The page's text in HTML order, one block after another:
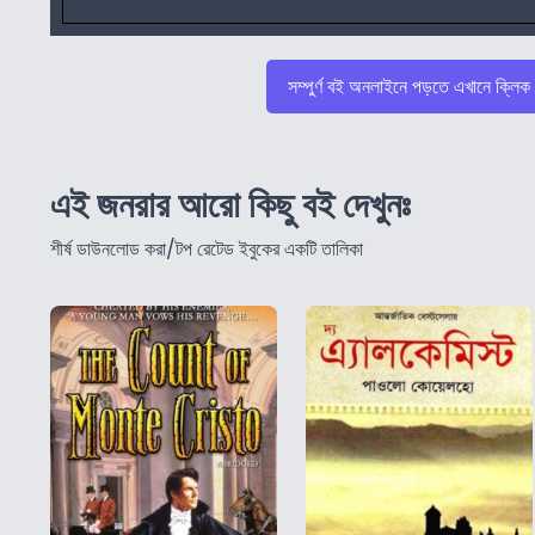
সম্পুর্ণ বই অনলাইনে পড়তে এখানে
এই জনরার আরো কিছু বই দেখুনঃ
শীর্ষ ডাউনলোড করা/টপ রেটেড ইবুকের একটি তালিকা